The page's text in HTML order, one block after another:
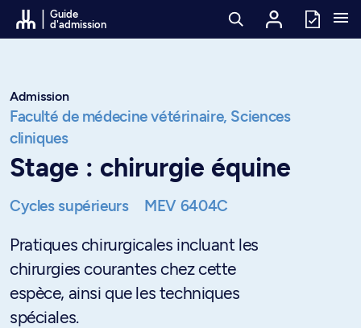
Passer au contenu
Guide
d'admission
Admission
Faculté de médecine vétérinaire, Sciences
cliniques
Stage : chirurgie équine
Cycles supérieurs MEV 6404C
Pratiques chirurgicales incluant les
chirurgies courantes chez cette
espèce, ainsi que les techniques
spéciales.